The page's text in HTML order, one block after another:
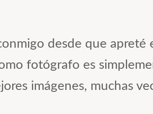
desde que
fotógrafo es
imágenes, muchas